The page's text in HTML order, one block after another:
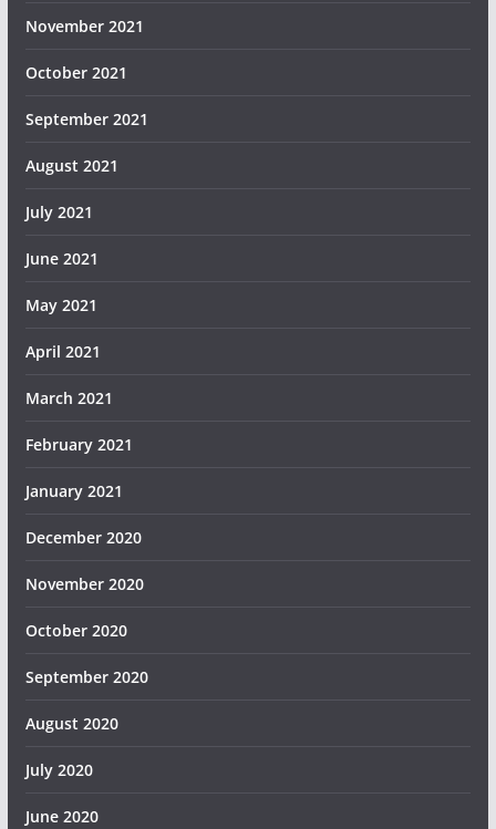
November 2021
October 2021
September 2021
August 2021
July 2021
June 2021
May 2021
April 2021
March 2021
February 2021
January 2021
December 2020
November 2020
October 2020
September 2020
August 2020
July 2020
June 2020